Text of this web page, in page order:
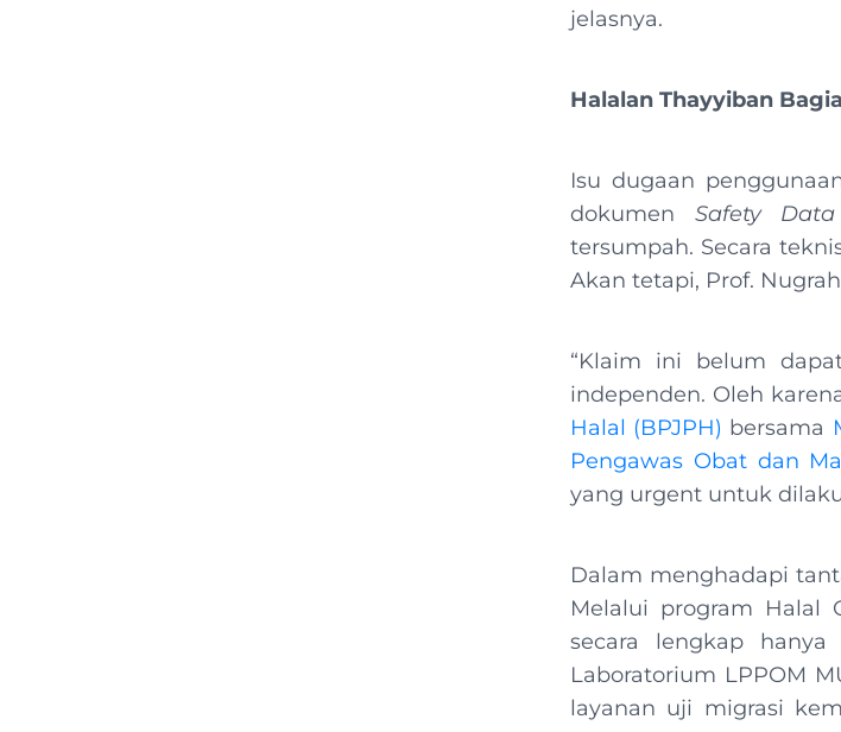
jelasnya.
Halalan Thayyiban
Isu dugaan
dokumen Safety
tersumpah. Secara
Akan tetapi, Prof.
“Klaim ini belum
independen. Oleh
Halal (BPJPH) bersama
Pengawas Obat dan
yang urgent untuk
Dalam menghadapi
Melalui program Halal
secara lengkap
Laboratorium LPPOM
layanan uji migrasi